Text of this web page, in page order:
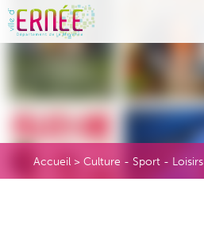
Accueil > Culture - Sport - Loisirs